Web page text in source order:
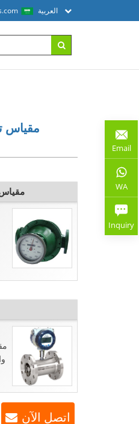
العربية
مقياس
مقياس
اتصل الآن
Email
WA
Inquiry